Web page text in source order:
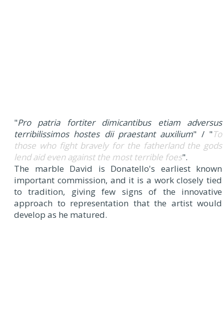
"Pro patria fortiter dimicantibus etiam adversus
terribilissimos hostes dii praestant auxilium" / "To
those who fight bravely for the fatherland the gods
lend aid even against the most terrible foes".
The marble David is Donatello's earliest known
important commission, and it is a work closely tied
to tradition, giving few signs of the innovative
approach to representation that the artist would
develop as he matured.